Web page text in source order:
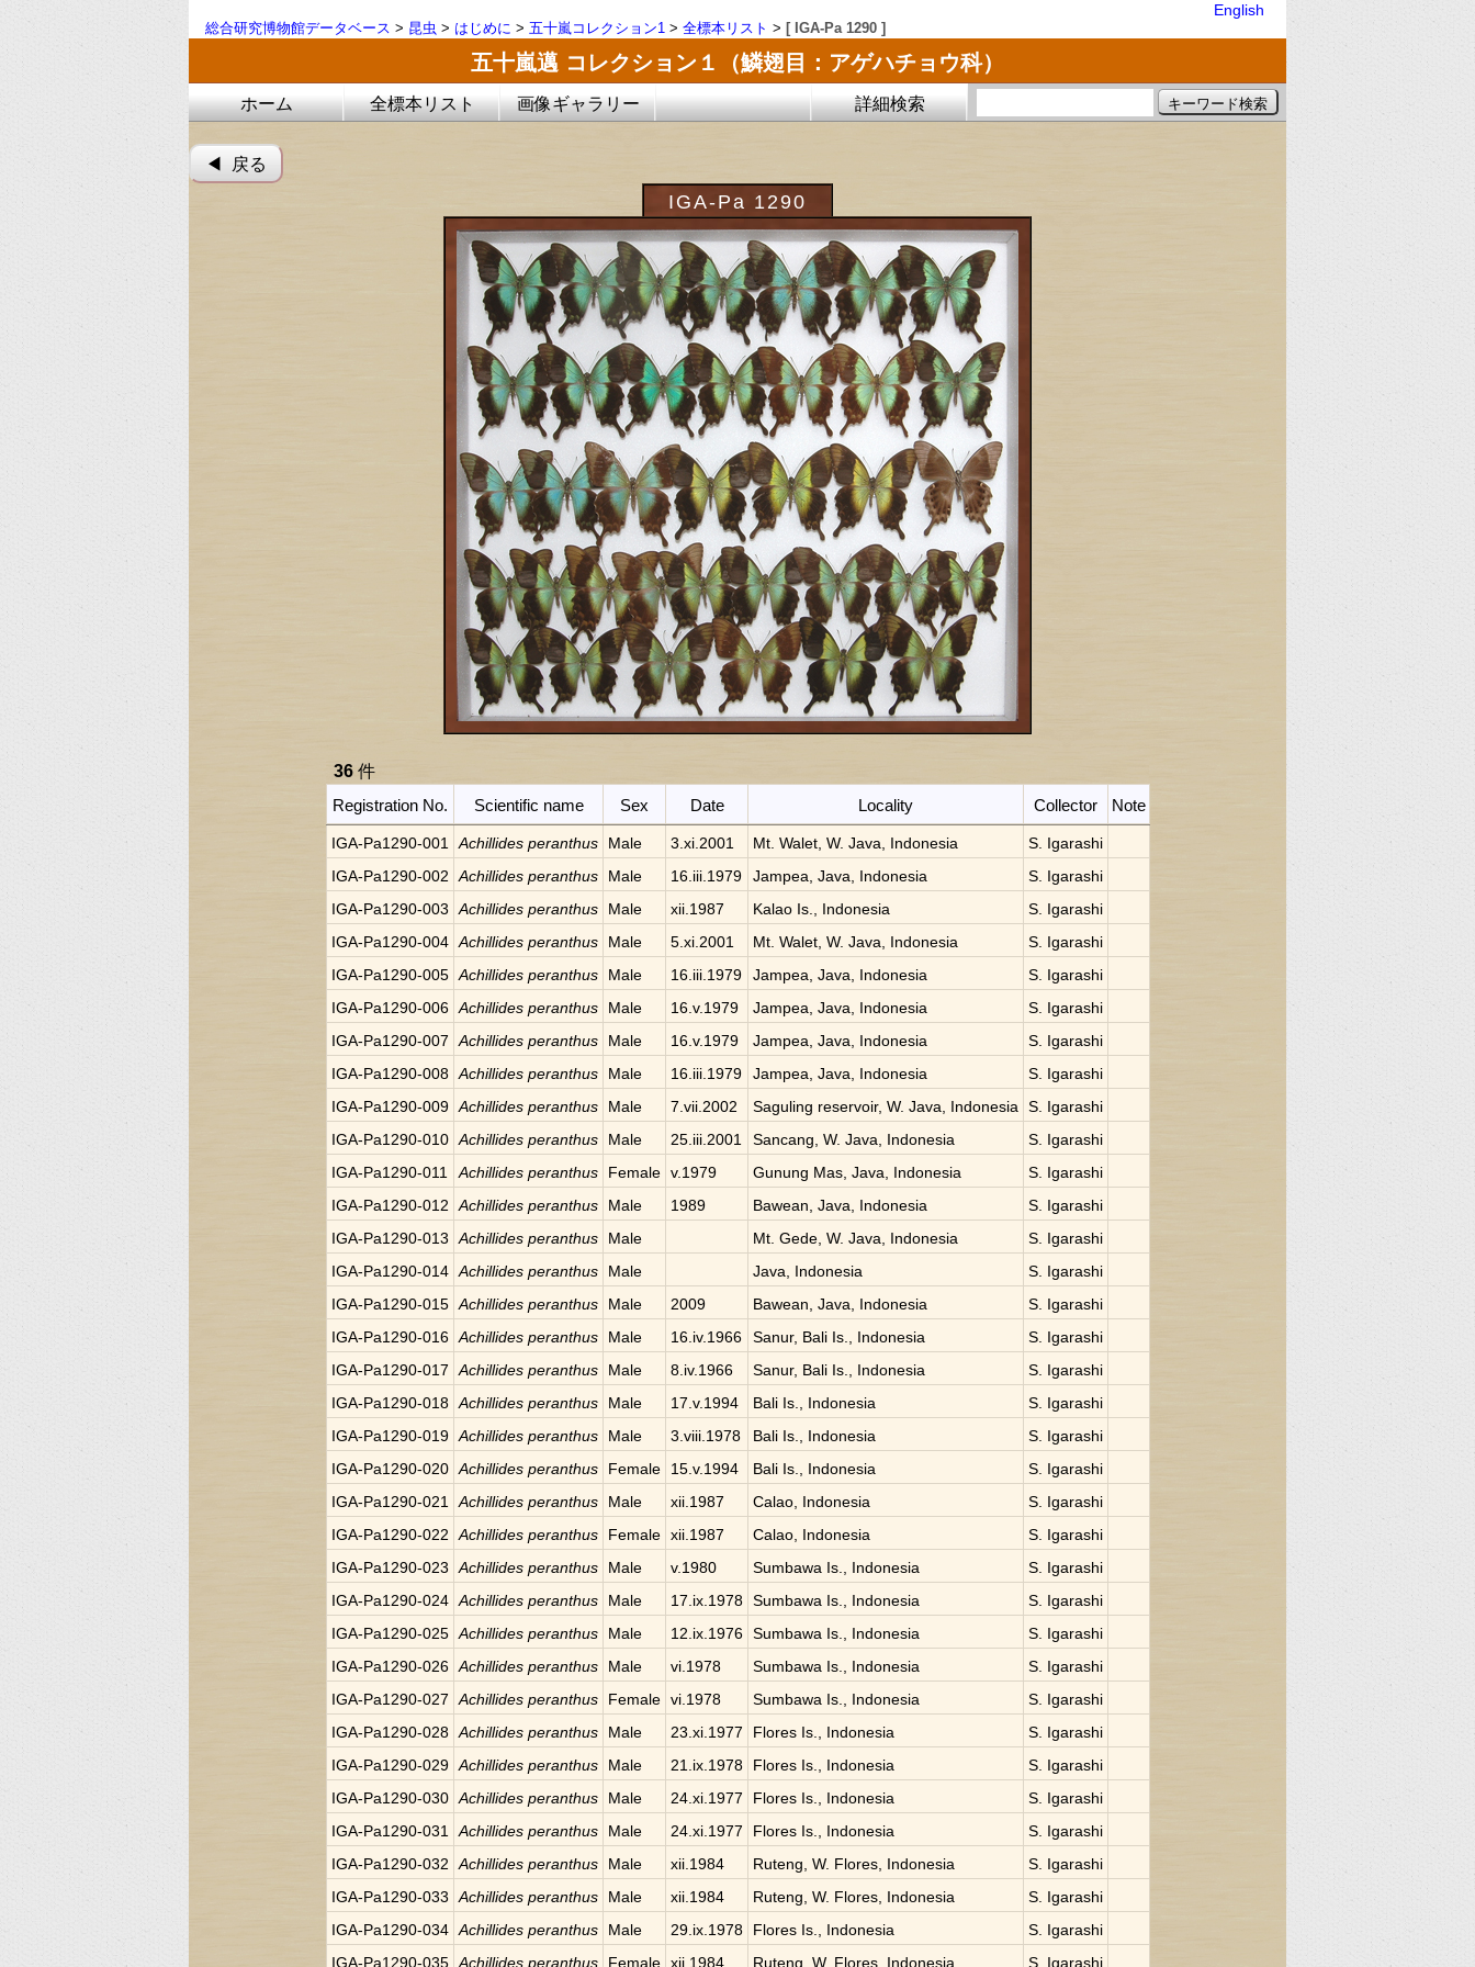
English
総合研究博物館データベース > 昆虫 > はじめに > 五十嵐コレクション1 > 全標本リスト > [ IGA-Pa 1290 ]
五十嵐邁 コレクション１（鱗翅目：アゲハチョウ科）
ホーム 全標本リスト 画像ギャラリー 詳細検索
◀︎ 戻る
IGA-Pa 1290
36 件
Registration No.
Scientific name Sex Date Locality Collector Note
IGA-Pa1290-001 Achillides peranthus Male 3.xi.2001 Mt. Walet, W. Java, Indonesia
S. Igarashi
IGA-Pa1290-002
Achillides peranthus Male 16.iii.1979 Jampea, Java, Indonesia
S. Igarashi
IGA-Pa1290-003
Achillides peranthus Male xii.1987 Kalao Is., Indonesia
S. Igarashi
IGA-Pa1290-004 Achillides peranthus Male 5.xi.2001 Mt. Walet, W. Java, Indonesia
S. Igarashi
IGA-Pa1290-005 Achillides peranthus Male 16.iii.1979 Jampea, Java, Indonesia
S. Igarashi
IGA-Pa1290-006 Achillides peranthus Male 16.v.1979 Jampea, Java, Indonesia
S. Igarashi
IGA-Pa1290-007
Achillides peranthus Male 16.v.1979 Jampea, Java, Indonesia
S. Igarashi
IGA-Pa1290-008 Achillides peranthus Male 16.iii.1979 Jampea, Java, Indonesia
S. Igarashi
IGA-Pa1290-009 Achillides peranthus Male 7.vii.2002 Saguling reservoir, W. Java, Indonesia
S. Igarashi
IGA-Pa1290-010 Achillides peranthus Male 25.iii.2001 Sancang, W. Java, Indonesia
S. Igarashi
IGA-Pa1290-011
Achillides peranthus Female v.1979 Gunung Mas, Java, Indonesia
S. Igarashi
IGA-Pa1290-012
Achillides peranthus Male 1989 Bawean, Java, Indonesia
S. Igarashi
IGA-Pa1290-013
Achillides peranthus Male Mt. Gede, W. Java, Indonesia
S. Igarashi
IGA-Pa1290-014 Achillides peranthus Male Java, Indonesia
S. Igarashi
IGA-Pa1290-015 Achillides peranthus Male 2009 Bawean, Java, Indonesia
S. Igarashi
IGA-Pa1290-016 Achillides peranthus Male 16.iv.1966 Sanur, Bali Is., Indonesia
S. Igarashi
IGA-Pa1290-017
Achillides peranthus Male 8.iv.1966 Sanur, Bali Is., Indonesia
S. Igarashi
IGA-Pa1290-018 Achillides peranthus Male 17.v.1994 Bali Is., Indonesia
S. Igarashi
IGA-Pa1290-019 Achillides peranthus Male 3.viii.1978 Bali Is., Indonesia
S. Igarashi
IGA-Pa1290-020 Achillides peranthus Female 15.v.1994 Bali Is., Indonesia
S. Igarashi
IGA-Pa1290-021
Achillides peranthus Male xii.1987 Calao, Indonesia
S. Igarashi
IGA-Pa1290-022
Achillides peranthus Female xii.1987 Calao, Indonesia
S. Igarashi
IGA-Pa1290-023
Achillides peranthus Male v.1980 Sumbawa Is., Indonesia
S. Igarashi
IGA-Pa1290-024 Achillides peranthus Male 17.ix.1978 Sumbawa Is., Indonesia
S. Igarashi
IGA-Pa1290-025 Achillides peranthus Male 12.ix.1976 Sumbawa Is., Indonesia
S. Igarashi
IGA-Pa1290-026 Achillides peranthus Male vi.1978 Sumbawa Is., Indonesia
S. Igarashi
IGA-Pa1290-027
Achillides peranthus Female vi.1978 Sumbawa Is., Indonesia
S. Igarashi
IGA-Pa1290-028 Achillides peranthus Male 23.xi.1977 Flores Is., Indonesia
S. Igarashi
IGA-Pa1290-029 Achillides peranthus Male 21.ix.1978 Flores Is., Indonesia
S. Igarashi
IGA-Pa1290-030 Achillides peranthus Male 24.xi.1977 Flores Is., Indonesia
S. Igarashi
IGA-Pa1290-031
Achillides peranthus Male 24.xi.1977 Flores Is., Indonesia
S. Igarashi
IGA-Pa1290-032
Achillides peranthus Male xii.1984 Ruteng, W. Flores, Indonesia
S. Igarashi
IGA-Pa1290-033
Achillides peranthus Male xii.1984 Ruteng, W. Flores, Indonesia
S. Igarashi
IGA-Pa1290-034 Achillides peranthus Male 29.ix.1978 Flores Is., Indonesia
S. Igarashi
IGA-Pa1290-035 Achillides peranthus Female xii.1984 Ruteng, W. Flores, Indonesia S. Igarashi